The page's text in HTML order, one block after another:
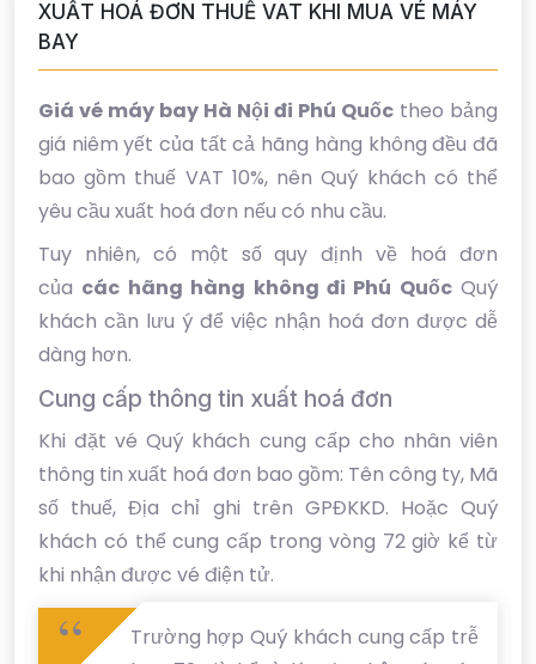
XUẤT HOÁ ĐƠN THUẾ VAT KHI MUA VÉ MÁY
BAY
Giá vé máy bay Hà Nội đi Phú Quốc theo bảng
giá niêm yết của tất cả hãng hàng không đều đã
bao gồm thuế VAT 10%, nên Quý khách có thể
yêu cầu xuất hoá đơn nếu có nhu cầu.
Tuy nhiên, có một số quy định về hoá đơn
của các hãng hàng không đi Phú QuốcQuý
khách cần lưu ý để việc nhận hoá đơn được dễ
dàng hơn.
Cung cấp thông tin xuất hoá đơn
Khi đặt vé Quý khách cung cấp cho nhân viên
thông tin xuất hoá đơn bao gồm: Tên công ty, Mã
số thuế, Địa chỉ ghi trên GPĐKKD. Hoặc Quý
khách có thể cung cấp trong vòng 72 giờ kể từ
khi nhận được vé điện tử.
Trường hợp Quý khách cung cấp trễ